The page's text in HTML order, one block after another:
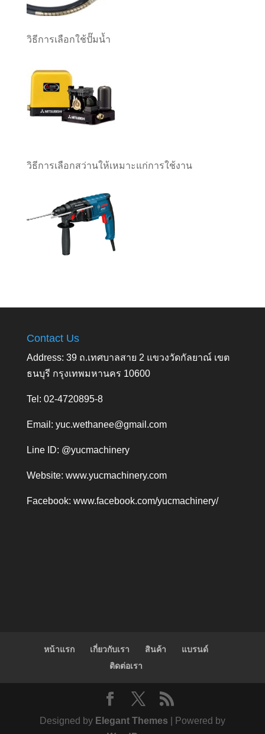
วิธีการเลือกใช้ปั๊มน้ำ
วิธีการเลือกสว่านให้เหมาะแก่การใช้งาน
Contact Us
Address: 39 ถ.เทศบาลสาย 2 แขวงวัดกัลยาณ์ เขต
ธนบุรี กรุงเทพมหานคร 10600
Tel: 02-4720895-8
Email: yuc.wethanee@gmail.com
Line ID: @yucmachinery
Website: www.yucmachinery.com
Facebook: www.facebook.com/yucmachinery/
หน้าแรก เกี่ยวกับเรา สินค้า
แบรนด์
ติดต่อเรา
Designed by Elegant Themes | Powered by